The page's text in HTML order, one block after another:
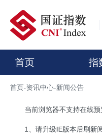
首页 指
首页-资讯中心-新闻公告
当前浏览器不支持在线
1、请升级IE版本后刷新